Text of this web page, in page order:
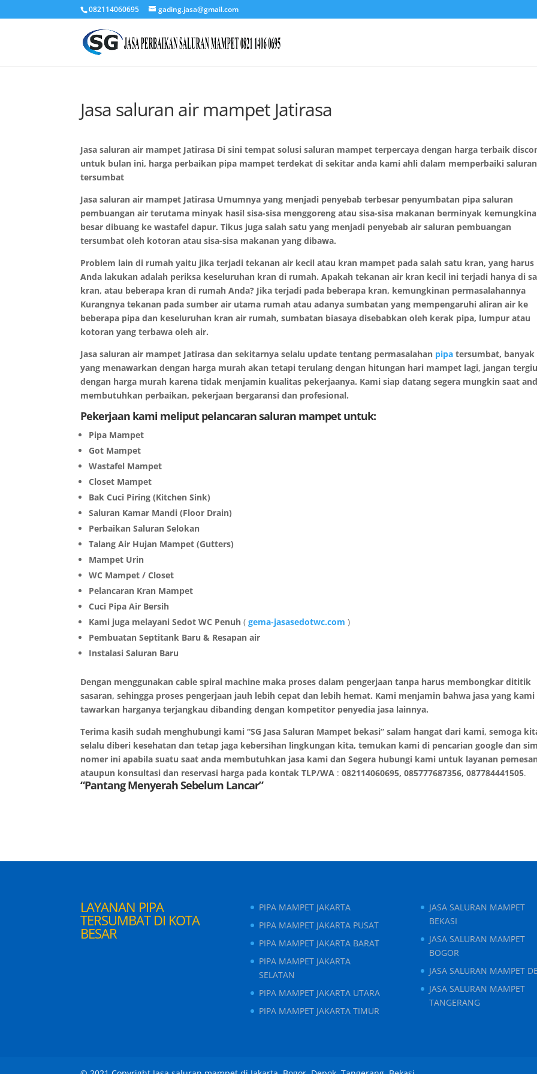
082114060695 gading.jasa@gmail.com
Jasa saluran air mampet Jatirasa
Jasa saluran air mampet Jatirasa Di sini tempat solusi saluran mampet terpercaya dengan harga terbaik
untuk bulan ini, harga perbaikan pipa mampet terdekat di sekitar anda kami ahli dalam memperbaiki saluran
tersumbat
Jasa saluran air mampet Jatirasa Umumnya yang menjadi penyebab terbesar penyumbatan pipa saluran
pembuangan air terutama minyak hasil sisa-sisa menggoreng atau sisa-sisa makanan berminyak
besar dibuang ke wastafel dapur. Tikus juga salah satu yang menjadi penyebab air saluran pembuangan
tersumbat oleh kotoran atau sisa-sisa makanan yang dibawa.
Problem lain di rumah yaitu jika terjadi tekanan air kecil atau kran mampet pada salah satu kran, yang harus
Anda lakukan adalah periksa keseluruhan kran di rumah. Apakah tekanan air kran kecil ini terjadi hanya di
kran, atau beberapa kran di rumah Anda? Jika terjadi pada beberapa kran, kemungkinan permasalahannya
Kurangnya tekanan pada sumber air utama rumah atau adanya sumbatan yang mempengaruhi aliran air ke
beberapa pipa dan keseluruhan kran air rumah, sumbatan biasaya disebabkan oleh kerak pipa, lumpur atau
kotoran yang terbawa oleh air.
Jasa saluran air mampet Jatirasa dan sekitarnya selalu update tentang permasalahan pipa tersumbat, banyak
yang menawarkan dengan harga murah akan tetapi terulang dengan hitungan hari mampet lagi, jangan
dengan harga murah karena tidak menjamin kualitas pekerjaanya. Kami siap datang segera mungkin saat
membutuhkan perbaikan, pekerjaan bergaransi dan profesional.
Pekerjaan kami meliput pelancaran saluran mampet untuk:
Pipa Mampet
Got Mampet
Wastafel Mampet
Closet Mampet
Bak Cuci Piring (Kitchen Sink)
Saluran Kamar Mandi (Floor Drain)
Perbaikan Saluran Selokan
Talang Air Hujan Mampet (Gutters)
Mampet Urin
WC Mampet / Closet
Pelancaran Kran Mampet
Cuci Pipa Air Bersih
Kami juga melayani Sedot WC Penuh (gema-jasasedotwc.com )
Pembuatan Septitank Baru & Resapan air
Instalasi Saluran Baru
Dengan menggunakan cable spiral machine maka proses dalam pengerjaan tanpa harus membongkar dititik
sasaran, sehingga proses pengerjaan jauh lebih cepat dan lebih hemat. Kami menjamin bahwa jasa yang kami
tawarkan harganya terjangkau dibanding dengan kompetitor penyedia jasa lainnya.
Terima kasih sudah menghubungi kami “SG Jasa Saluran Mampet bekasi” salam hangat dari kami, semoga
selalu diberi kesehatan dan tetap jaga kebersihan lingkungan kita, temukan kami di pencarian google dan
nomer ini apabila suatu saat anda membutuhkan jasa kami dan Segera hubungi kami untuk layanan
ataupun konsultasi dan reservasi harga pada kontak TLP/WA :082114060695, 085777687356, 087784441505.
“Pantang Menyerah Sebelum Lancar”
LAYANAN PIPA
TERSUMBAT DI KOTA
BESAR
PIPA MAMPET JAKARTA
PIPA MAMPET JAKARTA PUSAT
PIPA MAMPET JAKARTA BARAT
PIPA MAMPET JAKARTA
SELATAN
PIPA MAMPET JAKARTA UTARA
PIPA MAMPET JAKARTA TIMUR
JASA SALURAN MAMPET
BEKASI
JASA SALURAN MAMPET
BOGOR
JASA SALURAN MAMPET
JASA SALURAN MAMPET
TANGERANG